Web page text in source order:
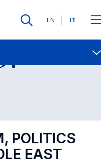
Lingue
EN IT
Contatti
Open
POLITICS
EAST